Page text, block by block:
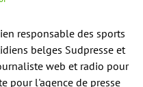
responsable des sports
belges Sudpresse et
web et radio pour
pour l'agence de presse